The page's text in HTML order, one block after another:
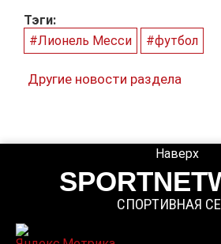
Тэги:
#Лионель Месси
#футбол
Другие новости раздела
СПОРТИВНАЯ
Наверх